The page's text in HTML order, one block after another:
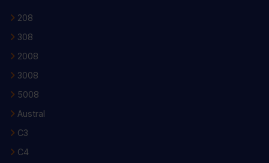
208
308
2008
3008
5008
Austral
C3
C4